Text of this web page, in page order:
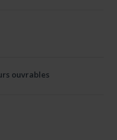
ouvrables